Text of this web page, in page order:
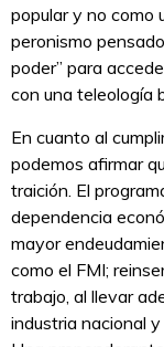
popular y no como
peronismo
poder” para
con una teleología
En cuanto al
podemos afirmar
traición. El
dependencia
mayor
como el FMI;
trabajo, al llevar
industria nacional